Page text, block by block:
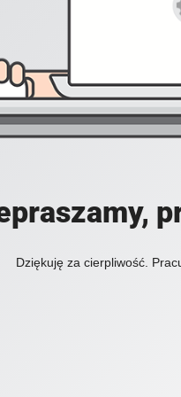
Dziękuję za cierpliwość.